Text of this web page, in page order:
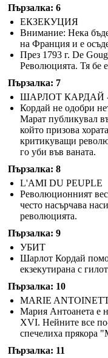
Пързалка: 6
ЕКЗЕКУЦИЯ
Внимание: Нека
на Франция и е
През 1793 г. De
Революцията. Тя бе
Пързалка: 7
ШАРЛОТ КАРДАЙ
Кордай не одобри
Марат публикувал
който призова
критикуващи
го уби във ваната.
Пързалка: 8
L'AMI DU PEUPLE
Революционният
често насърчава
революцията.
Пързалка: 9
УБИТ
Шарлот Кордай
екзекутирана с
Пързалка: 10
MARIE
Мария Антоанета е
XVI. Нейните все
спечелиха прякора
Пързалка: 11